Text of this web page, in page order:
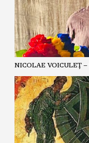
NICOLAE VOICULEȚ